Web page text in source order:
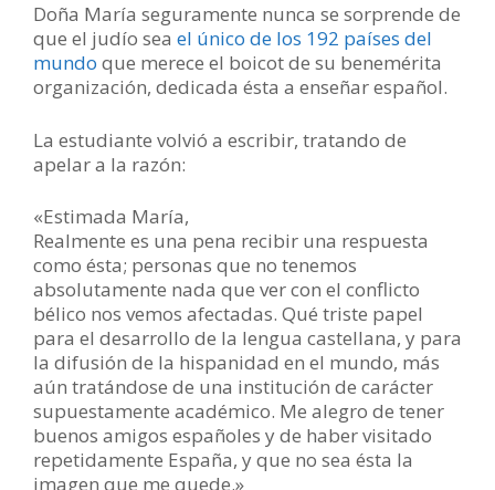
Doña María seguramente nunca se sorprende de
que el judío sea el único de los 192 países del
mundo que merece el boicot de su benemérita
organización, dedicada ésta a enseñar español.
La estudiante volvió a escribir, tratando de
apelar a la razón:
«Estimada María,
Realmente es una pena recibir una respuesta
como ésta; personas que no tenemos
absolutamente nada que ver con el conflicto
bélico nos vemos afectadas. Qué triste papel
para el desarrollo de la lengua castellana, y para
la difusión de la hispanidad en el mundo, más
aún tratándose de una institución de carácter
supuestamente académico. Me alegro de tener
buenos amigos españoles y de haber visitado
repetidamente España, y que no sea ésta la
imagen que me quede.»